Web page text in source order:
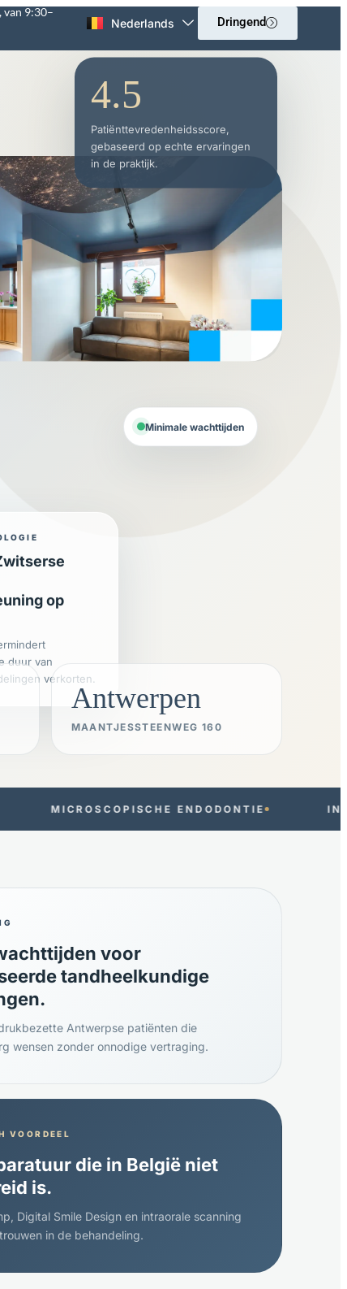
van 9:30–
Nederlands
English Dringend
4.5
Patiënttevredenheidsscore,
gebaseerd op echte ervaringen
in de praktijk.
op
duur van
verkorten.
Minimale wachttijden
Antwerpen
MAANTJESSTEENWEG 160
ENDODONTIE INTRAORALE
voor
tandheelkundige
Antwerpse patiënten die
wensen zonder onnodige vertraging.
VOORDEEL
die in België niet
is.
Digital Smile Design en intraorale scanning
in de behandeling.